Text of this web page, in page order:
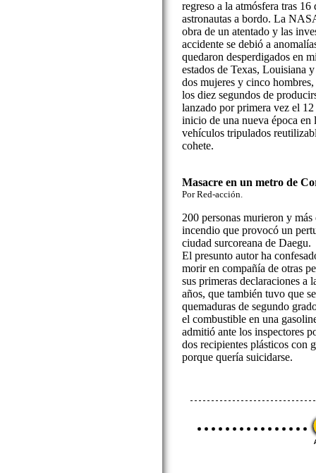
regreso a la atmósfera tras
astronautas a bordo. La
obra de un atentado y las
accidente se debió a
quedaron desperdigados en
estados de Texas, Louisiana
dos mujeres y cinco
los diez segundos de
lanzado por primera vez el
inicio de una nueva época en
vehículos tripulados
cohete.
Masacre en un metro de
Por Red-acción.
200 personas murieron y
incendio que provocó un
ciudad surcoreana de Daegu.
El presunto autor ha
morir en compañía de otras
sus primeras declaraciones
años, que también tuvo que
quemaduras de segundo
el combustible en una
admitió ante los inspectores
dos recipientes plásticos con
porque quería suicidarse.